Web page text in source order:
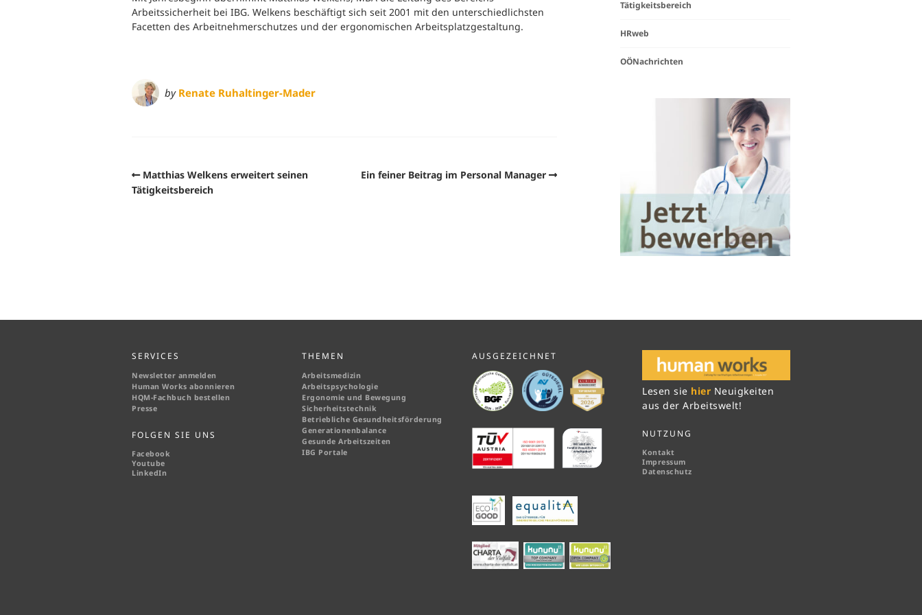
Ergonomie und Bewegung
Befragung und Analyse
Seminare und
Human Work Index®
Referenzen
Arbeitssicherheit bei IBG. Welkens beschäftigt sich seit 2001 mit den unterschiedlichsten
Facetten des Arbeitnehmerschutzes und der ergonomischen Arbeitsplatzgestaltung.
by Renate Ruhaltinger-Mader
Matthias Welkens erweitert seinen
Tätigkeitsbereich
Ein feiner Beitrag im Personal Manager
Tätigkeitsbereich
HRweb
OÖNachrichten
SERVICES
Newsletter anmelden
Human Works abonnieren
HQM-Fachbuch bestellen
Presse
FOLGEN SIE UNS
Facebook
Youtube
LinkedIn
THEMEN
Arbeitsmedizin
Arbeitspsychologie
Ergonomie und Bewegung
Sicherheitstechnik
Betriebliche Gesundheitsförderung
Generationenbalance
Gesunde Arbeitszeiten
IBG Portale
AUSGEZEICHNET
Lesen sie hier Neuigkeiten
aus der Arbeitswelt!
NUTZUNG
Kontakt
Impressum
Datenschutz